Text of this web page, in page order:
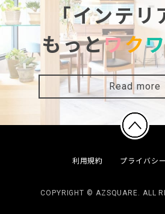
「インテリ
もっとワク
Read more
利用規約 プライバシ
COPYRIGHT © AZSQUARE. ALL